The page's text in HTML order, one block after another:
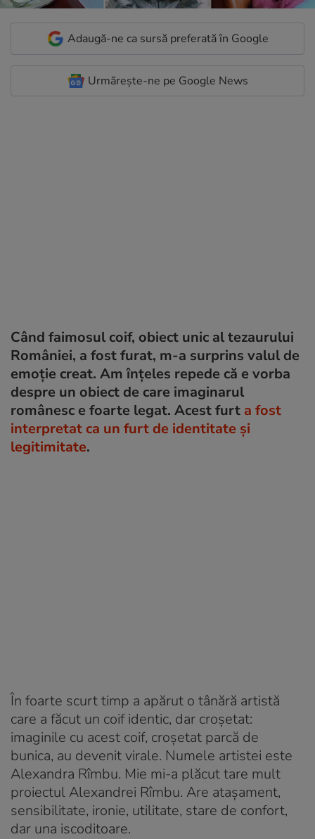
Adaugă-ne ca sursă preferată în Google
Urmărește-ne pe Google News
Când faimosul coif, obiect unic al tezaurului
României, a fost furat, m-a surprins valul de
emoție creat. Am înțeles repede că e vorba
despre un obiect de care imaginarul
românesc e foarte legat. Acest furt a fost
interpretat ca un furt de identitate și
legitimitate.
În foarte scurt timp a apărut o tânără artistă
care a făcut un coif identic, dar croșetat:
imaginile cu acest coif, croșetat parcă de
bunica, au devenit virale. Numele artistei este
Alexandra Rîmbu. Mie mi-a plăcut tare mult
proiectul Alexandrei Rîmbu. Are atașament,
sensibilitate, ironie, utilitate, stare de confort,
dar una iscoditoare.